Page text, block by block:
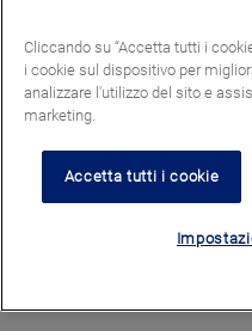
Cliccando su “Accetta tutti i
i cookie sul dispositivo per
analizzare l'utilizzo del sito e
marketing.
Accetta tutti i cookie